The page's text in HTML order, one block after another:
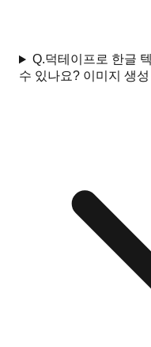
Q.덕테이프로 한글
수 있나요? 이미지 생